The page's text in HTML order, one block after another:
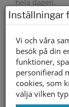
hela dagen.
Om dina
för dig.
Yttersula
Innersula
Foder material
Inställningar
Vi och våra
besök på din
funktioner,
personifierad
cookies, som
välja vilken